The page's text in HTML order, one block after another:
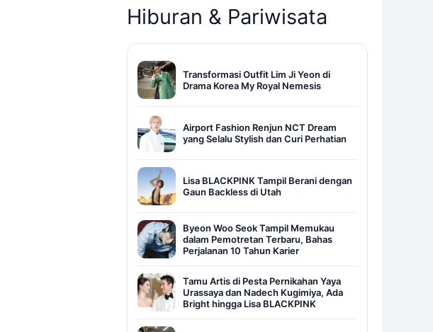
Hiburan & Pariwisata
Transformasi Outfit Lim Ji Yeon di
Drama Korea My Royal Nemesis
Airport Fashion Renjun NCT Dream
yang Selalu Stylish dan Curi Perhatian
Lisa BLACKPINK Tampil Berani dengan
Gaun Backless di Utah
Byeon Woo Seok Tampil Memukau
dalam Pemotretan Terbaru, Bahas
Perjalanan 10 Tahun Karier
Tamu Artis di Pesta Pernikahan Yaya
Urassaya dan Nadech Kugimiya, Ada
Bright hingga Lisa BLACKPINK